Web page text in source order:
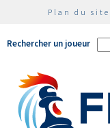
Plan du site
Rechercher un joueur